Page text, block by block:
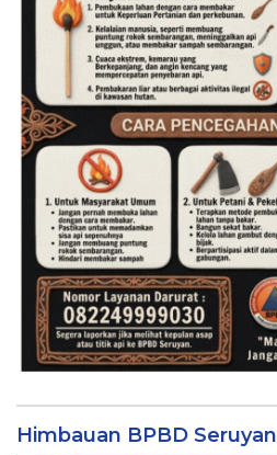
Himbauan BPBD Seruyan